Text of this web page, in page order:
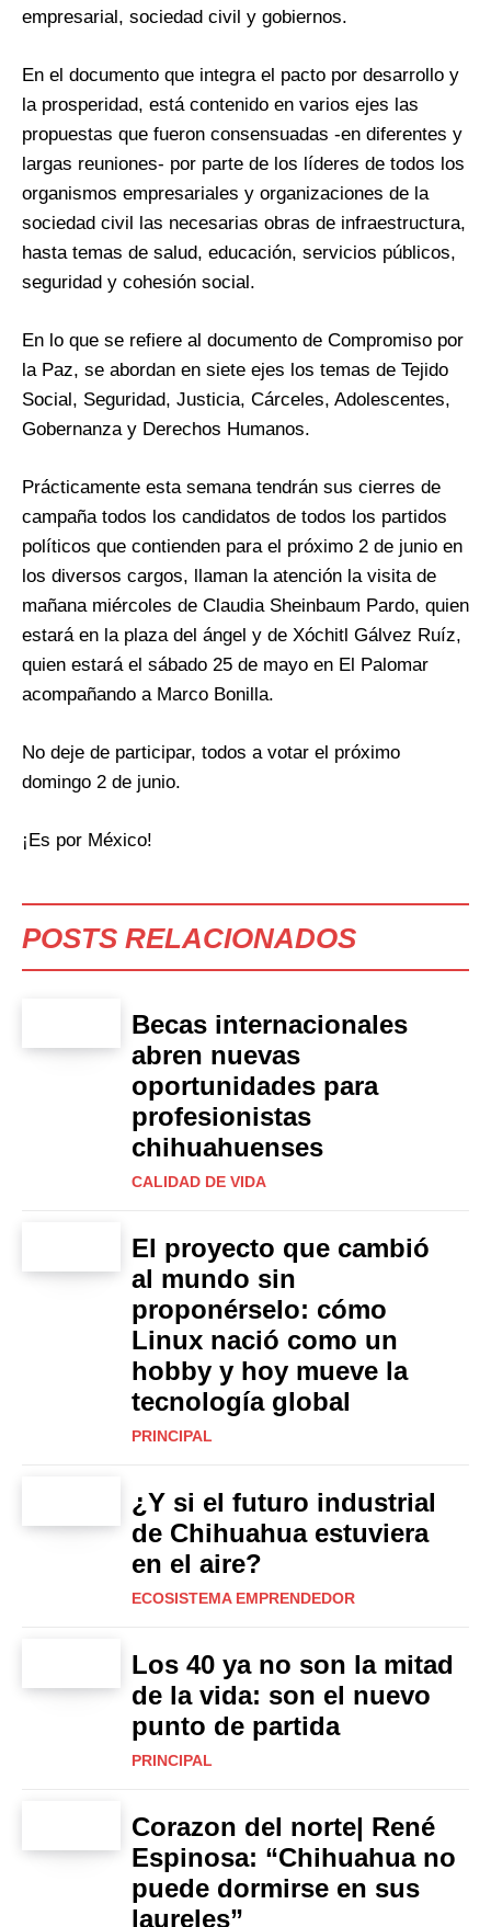
empresarial, sociedad civil y gobiernos.
En el documento que integra el pacto por desarrollo y
la prosperidad, está contenido en varios ejes las
propuestas que fueron consensuadas -en diferentes y
largas reuniones- por parte de los líderes de todos los
organismos empresariales y organizaciones de la
sociedad civil las necesarias obras de infraestructura,
hasta temas de salud, educación, servicios públicos,
seguridad y cohesión social.
En lo que se refiere al documento de Compromiso por
la Paz, se abordan en siete ejes los temas de Tejido
Social, Seguridad, Justicia, Cárceles, Adolescentes,
Gobernanza y Derechos Humanos.
Prácticamente esta semana tendrán sus cierres de
campaña todos los candidatos de todos los partidos
políticos que contienden para el próximo 2 de junio en
los diversos cargos, llaman la atención la visita de
mañana miércoles de Claudia Sheinbaum Pardo, quien
estará en la plaza del ángel y de Xóchitl Gálvez Ruíz,
quien estará el sábado 25 de mayo en El Palomar
acompañando a Marco Bonilla.
No deje de participar, todos a votar el próximo
domingo 2 de junio.
¡Es por México!
POSTS RELACIONADOS
Becas internacionales
abren nuevas
oportunidades para
profesionistas
chihuahuenses
CALIDAD DE VIDA
El proyecto que cambió
al mundo sin
proponérselo: cómo
Linux nació como un
hobby y hoy mueve la
tecnología global
PRINCIPAL
¿Y si el futuro industrial
de Chihuahua estuviera
en el aire?
ECOSISTEMA EMPRENDEDOR
Los 40 ya no son la mitad
de la vida: son el nuevo
punto de partida
PRINCIPAL
Corazon del norte| René
Espinosa: “Chihuahua no
puede dormirse en sus
laureles”